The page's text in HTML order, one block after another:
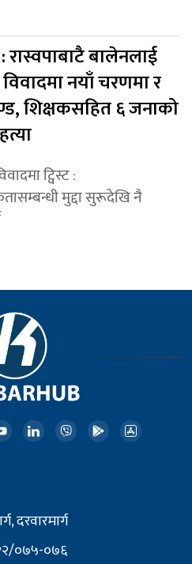
रास्वपाबाटै बालेनलाई
नयाँ चरणमा र
शिक्षकसहित ६ जनाको
हत्या
ट्विस्ट :
मुद्दा सुरूदेखि नै
दरवारमार्ग
०७५-०७६